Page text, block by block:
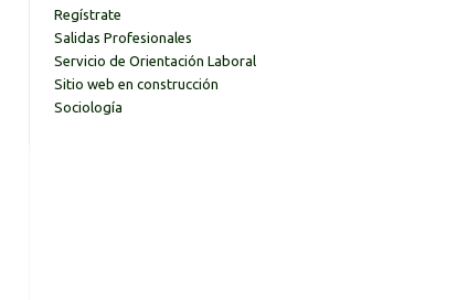
Regístrate
Salidas Profesionales
Servicio de Orientación Laboral
Sitio web en construcción
Sociología